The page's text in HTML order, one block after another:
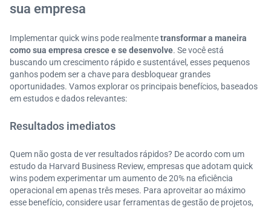
sua empresa
Implementar quick wins pode realmentetransformar a maneira
como sua empresa cresce e se desenvolve. Se você está
buscando um crescimento rápido e sustentável, esses pequenos
ganhos podem ser a chave para desbloquear grandes
oportunidades. Vamos explorar os principais benefícios, baseados
em estudos e dados relevantes:
Resultados imediatos
Quem não gosta de ver resultados rápidos? De acordo com um
estudo da Harvard Business Review, empresas que adotam quick
wins podem experimentar um aumento de 20% na eficiência
operacional em apenas três meses. Para aproveitar ao máximo
esse benefício, considere usar ferramentas de gestão de projetos,